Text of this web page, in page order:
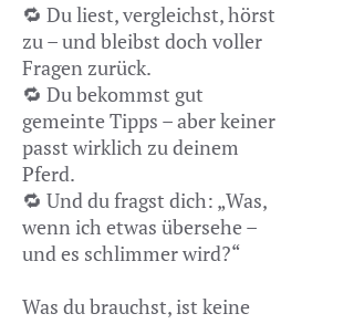
🔁 Du liest, vergleichst, hörst
zu – und bleibst doch voller
Fragen zurück.
🔁 Du bekommst gut
gemeinte Tipps – aber keiner
passt wirklich zu deinem
Pferd.
🔁 Und du fragst dich: „Was,
wenn ich etwas übersehe –
und es schlimmer wird?“
Was du brauchst, ist keine